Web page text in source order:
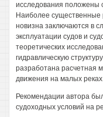
исследования положены
Наиболее существенные
новизна заключаются в
эксплуатации судов и
теоретических
гидравлическую
разработана расчетная
движения на малых
Рекомендации автора
судоходных условий на